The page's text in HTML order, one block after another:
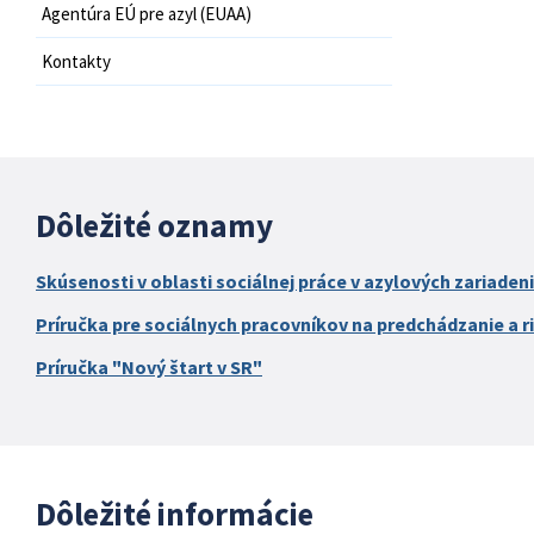
Agentúra EÚ pre azyl (EUAA)
Kontakty
Dôležité oznamy
Skúsenosti v oblasti sociálnej práce v azylových
Príručka pre sociálnych pracovníkov na predchádzanie a
Príručka "Nový štart v SR"
Dôležité informácie